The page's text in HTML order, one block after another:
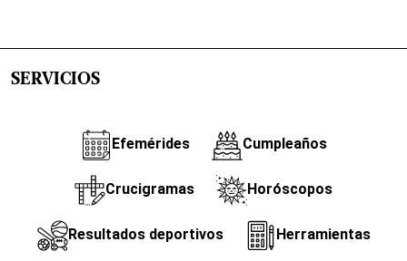
SERVICIOS
Efemérides Cumpleaños
Crucigramas Horóscopos
Resultados deportivos Herramientas